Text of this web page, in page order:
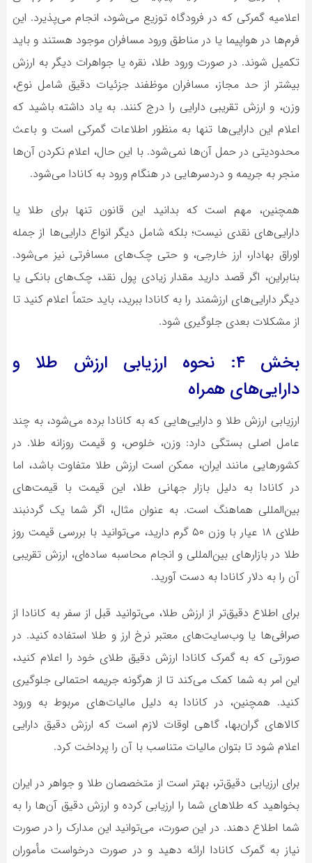
اعلامیه گمرکی که در فرودگاه توزیع می‌شود، انجام می‌پذیرد. این
فرم‌ها در هواپیما یا در مناطق ورود مسافران موجود هستند و باید
تکمیل شوند. در صورت ورود طلا، نقره یا جواهرات دیگر به ارزش
بیشتر از حد مجاز، مسافران موظفند جزئیات دقیق شامل نوع،
وزن، و ارزش تقریبی دارایی را درج کنند. به یاد داشته باشید که
اعلام این دارایی‌ها تنها به منظور اطلاعات گمرکی است و باعث
محدودیتی در حمل آن‌ها نمی‌شود. با این حال، اعلام نکردن آن‌ها
منجر به جریمه و دردسرهایی در هنگام ورود به کانادا می‌شود.
همچنین، مهم است که بدانید این قانون تنها برای طلا یا
دارایی‌های نقدی نیست؛ بلکه شامل دیگر انواع دارایی‌ها از جمله
اوراق بهادار، ارز خارجی، و حتی چک‌های مسافرتی نیز می‌شود.
بنابراین، اگر قصد دارید مقدار زیادی پول نقد، چک‌های بانکی یا
دیگر دارایی‌های ارزشمند را به کانادا ببرید، باید حتماً اعلام کنید تا
از مشکلات بعدی جلوگیری شود.
بخش ۴: نحوه ارزیابی ارزش طلا و
دارایی‌های همراه
ارزیابی ارزش طلا و دارایی‌هایی که به کانادا برده می‌شود، به چند
عامل اصلی بستگی دارد: وزن، خلوص، و قیمت روزانه طلا. در
کشورهایی مانند ایران، ممکن است ارزش طلا متفاوت باشد، اما
در کانادا به دلیل بازار جهانی طلا، این قیمت با قیمت‌های
بین‌المللی هماهنگ است. به عنوان مثال، اگر شما یک گردنبند
طلای ۱۸ عیار با وزن ۵۰ گرم دارید، می‌توانید با بررسی قیمت روز
طلا در بازارهای بین‌المللی و انجام محاسبه ساده‌ای، ارزش تقریبی
آن را به دلار کانادا به دست آورید.
برای اطلاع دقیق‌تر از ارزش طلا، می‌توانید قبل از سفر به کانادا از
صرافی‌ها یا وب‌سایت‌های معتبر نرخ ارز و طلا استفاده کنید. در
صورتی که به گمرک کانادا ارزش دقیق طلای خود را اعلام کنید،
این امر به شما کمک می‌کند تا از هرگونه جریمه احتمالی جلوگیری
کنید. همچنین، در کانادا به دلیل مالیات‌های مربوط به ورود
کالاهای گران‌بها، گاهی اوقات لازم است که ارزش دقیق دارایی
اعلام شود تا بتوان مالیات متناسب با آن را پرداخت کرد.
برای ارزیابی دقیق‌تر، بهتر است از متخصصان طلا و جواهر در ایران
بخواهید که طلاهای شما را ارزیابی کرده و ارزش دقیق آن‌ها را به
شما اطلاع دهند. در این صورت، می‌توانید این مدارک را در صورت
نیاز به گمرک کانادا ارائه دهید و در صورت درخواست مأموران